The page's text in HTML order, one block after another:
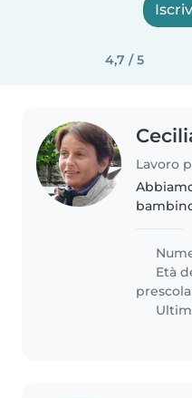
4,7 / 5
Età